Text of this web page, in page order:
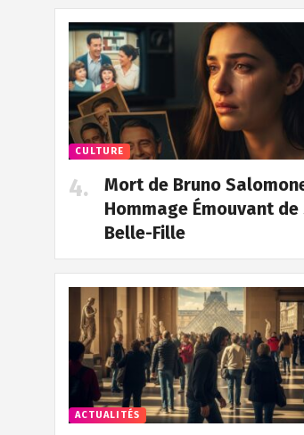
CULTURE
Mort de Bruno
Hommage Émouvant de
Belle-Fille
ACTUALITÉS